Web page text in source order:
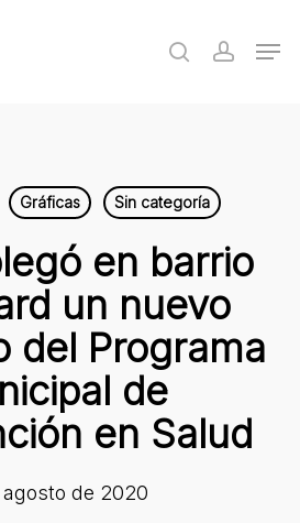
search
Gráficas Sin categoría
en barrio
un nuevo
del Programa
de
en Salud
agosto de 2020